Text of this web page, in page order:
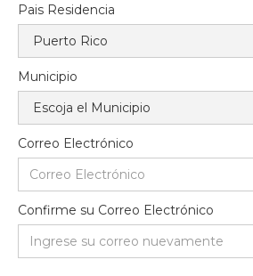
Pais Residencia
Municipio
Correo Electrónico
Confirme su Correo Electrónico